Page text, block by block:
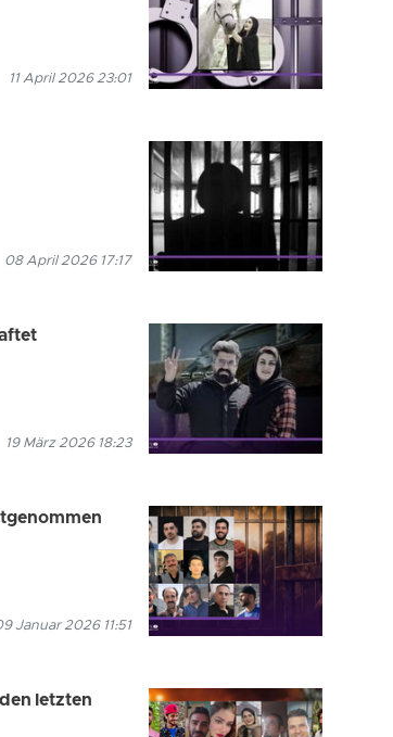
11 April 2026 23:01
08 April 2026 17:17
19 März 2026 18:23
Januar 2026 11:51
letzten